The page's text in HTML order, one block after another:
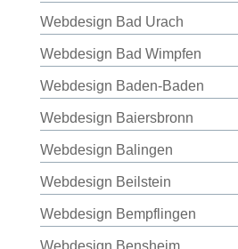
Webdesign Bad Urach
Webdesign Bad Wimpfen
Webdesign Baden-Baden
Webdesign Baiersbronn
Webdesign Balingen
Webdesign Beilstein
Webdesign Bempflingen
Webdesign Bensheim